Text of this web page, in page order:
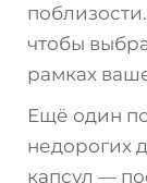
чтобы
рамках
Ещё один
недорогих
капсул —